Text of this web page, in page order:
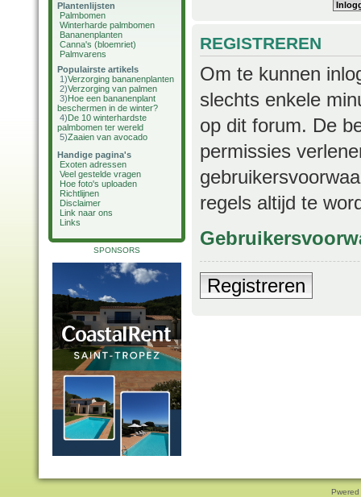
Plantenlijsten
Palmbomen
Winterharde palmbomen
Bananenplanten
Canna's (bloemriet)
Palmvarens
Populairste artikels
1)Verzorging bananenplanten
2)Verzorging van palmen
3)Hoe een bananenplant
beschermen in de winter?
4)De 10 winterhardste
palmbomen ter wereld
5)Zaaien van avocado
Handige pagina's
Exoten adressen
Veel gestelde vragen
Hoe foto's uploaden
Richtlijnen
Disclaimer
Link naar ons
Links
SPONSORS
REGISTREREN
Om te kunnen
slechts enkele
op dit forum. De
permissies
regels altijd te
Registreren